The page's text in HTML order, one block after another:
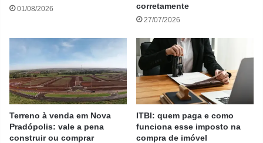
01/08/2026
corretamente
27/07/2026
Terreno à venda em Nova
Pradópolis: vale a pena
construir ou comprar
ITBI: quem paga e como
funciona esse imposto na
compra de imóvel